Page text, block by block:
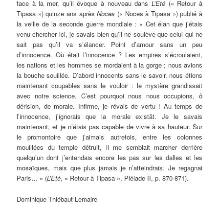
face à la mer, qu’il évoque à nouveau dans L’Eté (« Retour à
Tipasa ») quinze ans aprèsNoces (« Noces à Tipasa ») publié à
la veille de la seconde guerre mondiale : « Cet élan que j’étais
venu chercher ici, je savais bien qu’il ne soulève que celui qui ne
sait pas qu’il va s’élancer. Point d’amour sans un peu
d’innocence. Où était l’innocence ? Les empires s’écroulaient,
les nations et les hommes se mordaient à la gorge ; nous avions
la bouche souillée. D’abord innocents sans le savoir, nous étions
maintenant coupables sans le vouloir : le mystère grandissait
avec notre science. C’est pourquoi nous nous occupions, ô
dérision, de morale. Infirme, je rêvais de vertu ! Au temps de
l’innocence, j’ignorais que la morale existât. Je le savais
maintenant, et je n’étais pas capable de vivre à sa hauteur. Sur
le promontoire que j’aimais autrefois, entre les colonnes
mouillées du temple détruit, il me semblait marcher derrière
quelqu’un dont j’entendais encore les pas sur les dalles et les
mosaïques, mais que plus jamais je n’atteindrais. Je regagnai
Paris… » (L’Eté, « Retour à Tipasa », Pléiade II, p. 870-871).
Dominique Thiébaut Lemaire